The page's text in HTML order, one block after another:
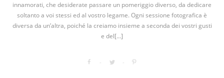
innamorati, che desiderate passare un pomeriggio diverso, da dedicare
soltanto a voi stessi ed al vostro legame. Ogni sessione fotografica è
diversa da un’altra, poiché la creiamo insieme a seconda dei vostri gusti
e del[...]